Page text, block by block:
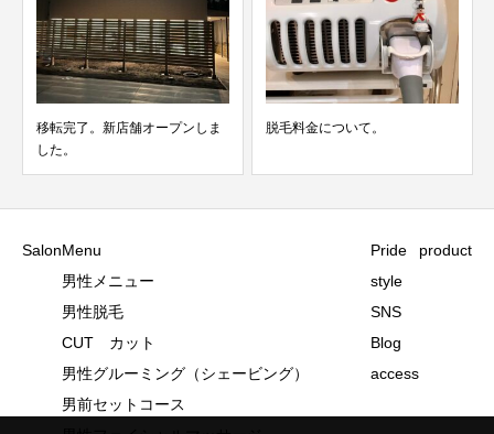
移転完了。新店舗オープンしま
した。
脱毛料金について。
SalonMenu
男性メニュー
男性脱毛
CUT カット
男性グルーミング（シェービング）
男前セットコース
Pride
style
SNS
Blog
access
product